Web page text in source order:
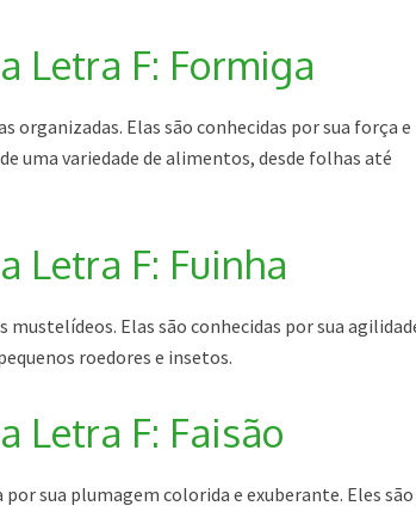
Letra F: Formiga
organizadas. Elas são conhecidas por sua força e
uma variedade de alimentos, desde folhas até
Letra F: Fuinha
Elas são conhecidas por sua
roedores e insetos.
Letra F: Faisão
sua plumagem colorida e exuberante. Eles são